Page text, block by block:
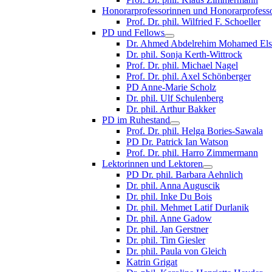
Honorarprofessorinnen und
Prof. Dr. phil. Wilfried F. Schoeller
PD und Fellows
Dr. Ahmed Abdelrehim Mohamed
Dr. phil. Sonja Kerth-Wittrock
Prof. Dr. phil. Michael Nagel
Prof. Dr. phil. Axel Schönberger
PD Anne-Marie Scholz
Dr. phil. Ulf Schulenberg
Dr. phil. Arthur Bakker
PD im Ruhestand
Prof. Dr. phil. Helga Bories-Sawala
PD Dr. Patrick Ian Watson
Prof. Dr. phil. Harro Zimmermann
Lektorinnen und Lektoren
PD Dr. phil. Barbara Aehnlich
Dr. phil. Anna Auguscik
Dr. phil. Inke Du Bois
Dr. phil. Mehmet Latif Durlanik
Dr. phil. Anne Gadow
Dr. phil. Jan Gerstner
Dr. phil. Tim Giesler
Dr. phil. Paula von Gleich
Katrin Grigat